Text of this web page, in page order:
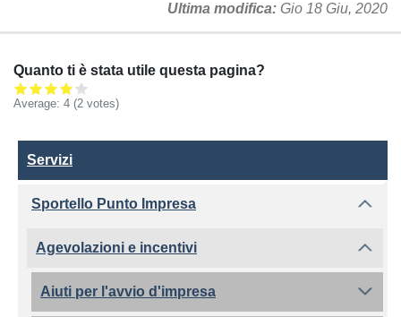
Ultima modifica Gio 18 Giu, 2020
Quanto ti è stata utile questa pagina?
Average: 4 (2 votes)
Servizi
Servizi
Sportello Punto Impresa
Agevolazioni e incentivi
Aiuti per l'avvio d'impresa